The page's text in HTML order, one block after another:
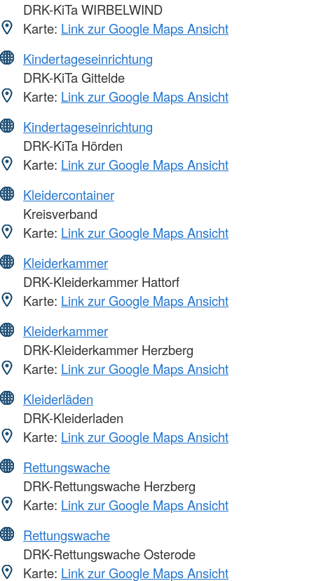
DRK-KiTa WIRBELWIND
Karte: Link zur Google Maps Ansicht
Kindertageseinrichtung
DRK-KiTa Gittelde
Karte: Link zur Google Maps Ansicht
Kindertageseinrichtung
DRK-KiTa Hörden
Karte: Link zur Google Maps Ansicht
Kleidercontainer
Kreisverband
Karte: Link zur Google Maps Ansicht
Kleiderkammer
DRK-Kleiderkammer Hattorf
Karte: Link zur Google Maps Ansicht
Kleiderkammer
DRK-Kleiderkammer Herzberg
Karte: Link zur Google Maps Ansicht
Kleiderläden
DRK-Kleiderladen
Karte: Link zur Google Maps Ansicht
Rettungswache
DRK-Rettungswache Herzberg
Karte: Link zur Google Maps Ansicht
Rettungswache
DRK-Rettungswache Osterode
Karte: Link zur Google Maps Ansicht